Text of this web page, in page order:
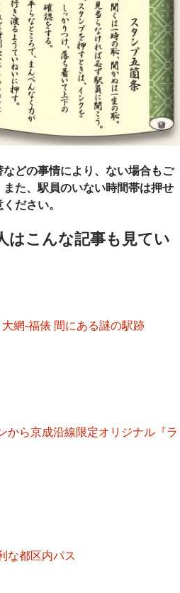
どの事情により、ない場合もご
た、駅員のいない時間帯は押せ
ださい。
はこんな記事も見てい
網-福俵 間にある謎の駅跡
から京成沿線限定オリジナル『ラ
な都区内パス